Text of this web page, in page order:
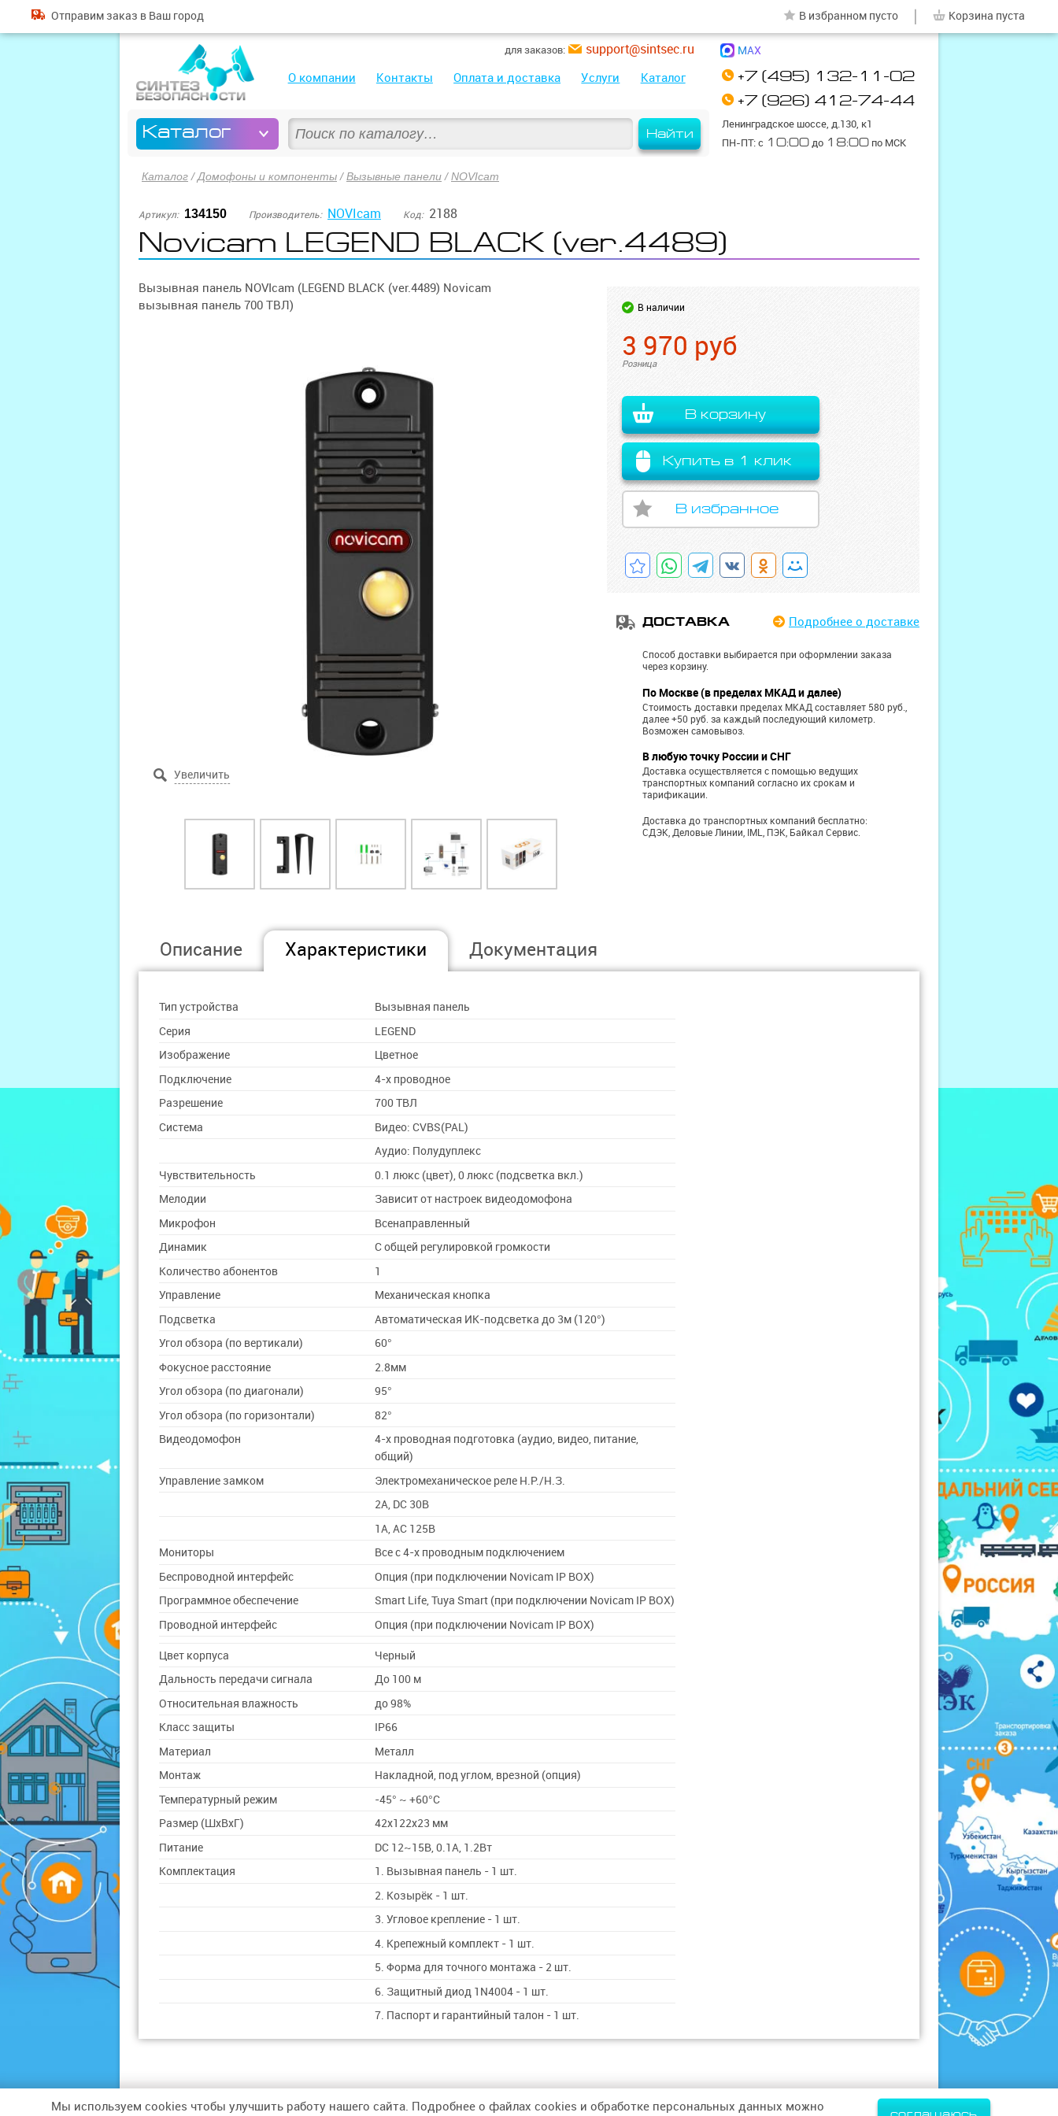
Найти
О компании Контакты Оплата и доставка Услуги Каталог
Каталог
+7 (495) 132-11-02
+7 (926) 412-74-44
Ленинградское шоссе, д.130, к1
ПН-ПТ: с 10:00 до 18:00 по МСК
для заказов: support@sintsec.ru MAX
Отправим заказ в Ваш город В избранном пусто Корзина пуста
Каталог /Домофоны и компоненты /Вызывные панели /NOVIcam
Артикул: 134150 Производитель: NOVIcam Код: 2188
Novicam LEGEND BLACK (ver.4489)
Вызывная панель NOVIcam (LEGEND BLACK (ver.4489) Novicam
вызывная панель 700 ТВЛ)
В наличии
3 970 руб
Розница
В корзину
Купить в 1 клик
В избранное
ДОСТАВКА Подробнее о доставке
Способ доставки выбирается при оформлении заказа
через корзину.
По Москве (в пределах МКАД и далее)
Стоимость доставки пределах МКАД составляет 580 руб.,
далее +50 руб. за каждый последующий километр.
Возможен самовывоз.
В любую точку России и СНГ
Доставка осуществляется с помощью ведущих
транспортных компаний согласно их срокам и
тарификации.
Доставка до транспортных компаний бесплатно:
СДЭК, Деловые Линии, IML, ПЭК, Байкал Сервис.
Описание Характеристики Документация
Тип устройства
Вызывная панель
Серия
LEGEND
Изображение
Цветное
Подключение
4-х проводное
Разрешение
700 ТВЛ
Система
Видео: CVBS(PAL)
Аудио: Полудуплекс
Чувствительность
0.1 люкс (цвет), 0 люкс (подсветка вкл.)
Мелодии
Зависит от настроек видеодомофона
Микрофон
Всенаправленный
Динамик
С общей регулировкой громкости
Количество абонентов
1
Управление
Механическая кнопка
Подсветка
Автоматическая ИК-подсветка до 3м (120°)
Угол обзора (по вертикали)
60°
Фокусное расстояние
2.8мм
Угол обзора (по диагонали)
95°
Угол обзора (по горизонтали)
82°
Видеодомофон
4-х проводная подготовка (аудио, видео, питание,
общий)
Управление замком
Электромеханическое реле Н.Р./Н.З.
2A, DC 30В
1A, AC 125В
Мониторы
Все с 4-х проводным подключением
Беспроводной интерфейс
Опция (при подключении Novicam IP BOX)
Программное обеспечение
Smart Life, Tuya Smart (при подключении Novicam IP BOX)
Проводной интерфейс
Опция (при подключении Novicam IP BOX)
Цвет корпуса
Черный
Дальность передачи сигнала
До 100 м
Относительная влажность
до 98%
Класс защиты
IP66
Материал
Металл
Монтаж
Накладной, под углом, врезной (опция)
Температурный режим
-45° ~ +60°С
Размер (ШxВxГ)
42x122x23 мм
Питание
DC 12~15В, 0.1А, 1.2Вт
Комплектация
1. Вызывная панель - 1 шт.
2. Козырёк - 1 шт.
3. Угловое крепление - 1 шт.
4. Крепежный комплект - 1 шт.
5. Форма для точного монтажа - 2 шт.
6. Защитный диод 1N4004 - 1 шт.
7. Паспорт и гарантийный талон - 1 шт.
Мы используем cookies чтобы улучшить работу нашего сайта. Подробнее о файлах cookies и обработке персональных данных можно
соглашаюсь